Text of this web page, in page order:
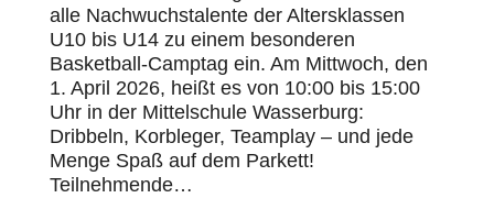
alle Nachwuchstalente der Altersklassen
U10 bis U14 zu einem besonderen
Basketball-Camptag ein. Am Mittwoch, den
1. April 2026, heißt es von 10:00 bis 15:00
Uhr in der Mittelschule Wasserburg:
Dribbeln, Korbleger, Teamplay – und jede
Menge Spaß auf dem Parkett!
Teilnehmende…